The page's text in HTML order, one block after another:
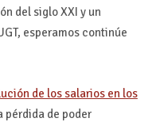
del siglo XXI y un
esperamos continúe
de los salarios en los
pérdida de poder